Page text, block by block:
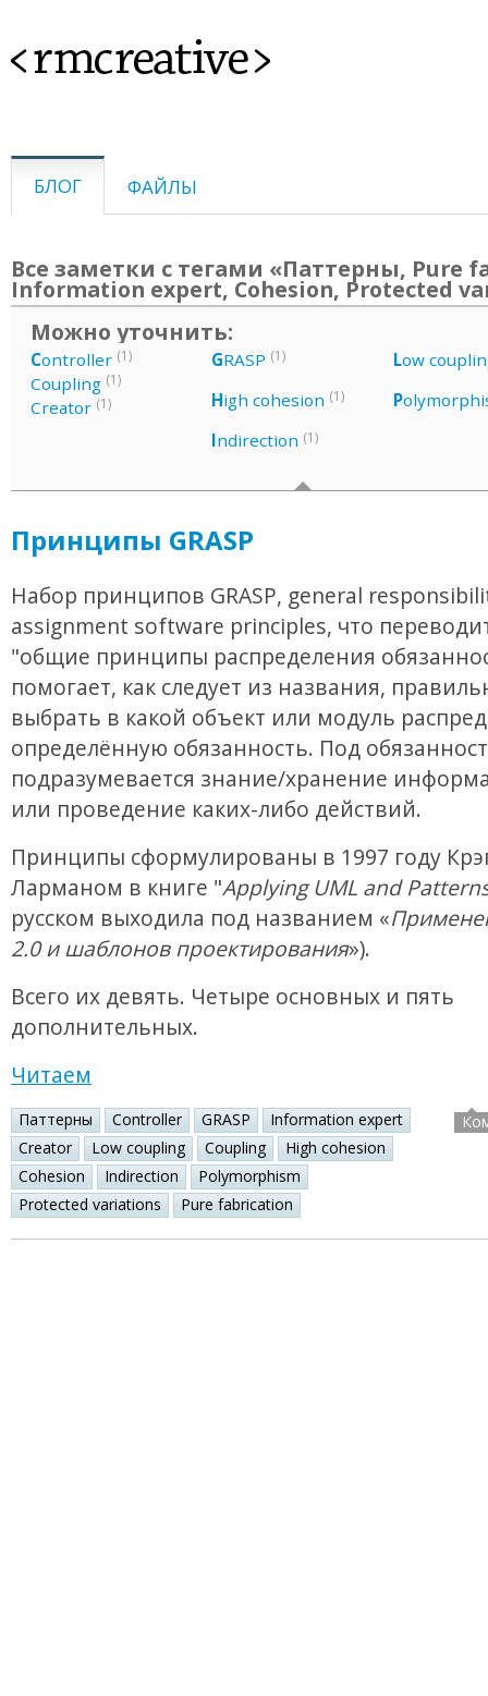
<rmcreative>
БЛОГ ФАЙЛЫ
Все заметки с тегами «Паттерны, Pure
Information expert, Cohesion, Protected
Можно уточнить:
Controller (1)
Coupling (1)
Creator (1)
GRASP (1)
High cohesion (1)
Indirection (1)
Low
P
Принципы GRASP
Набор принципов GRASP, general
assignment software principles, что
"общие принципы распределения
помогает, как следует из названия,
выбрать в какой объект или модуль
определённую обязанность. Под
подразумевается знание/хранение
или проведение каких-либо действий.
Принципы сформулированы в 1997 году
Ларманом в книге "Applying UML and
русском выходила под названием «
2.0 и шаблонов проектирования»).
Всего их девять. Четыре основных и пять
дополнительных.
Читаем
Паттерны Controller GRASP
Information expert
Creator
Low coupling Coupling
High cohesion
Cohesion
Indirection
Polymorphism
Protected variations
Pure fabrication